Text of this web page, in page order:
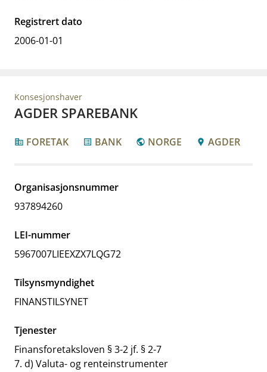
Registrert dato
2006-01-01
Konsesjonshaver
AGDER SPAREBANK
corporate_fare FORETAK list_alt BANK public NORGE location_pin AGDER
Organisasjonsnummer
937894260
LEI-nummer
5967007LIEEXZX7LQG72
Tilsynsmyndighet
FINANSTILSYNET
Tjenester
Finansforetaksloven § 3-2 jf. § 2-7
7. d) Valuta- og renteinstrumenter